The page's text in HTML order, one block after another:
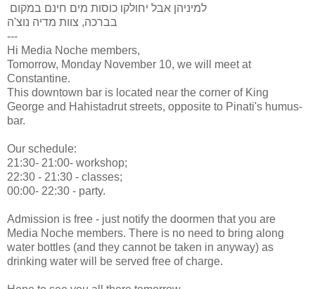
למיניהן אבל יחולקו כוסות מים חינם במקום
בברכה, צוות מדיה נוצ'ה
---
Hi Media Noche members,
Tomorrow, Monday November 10, we will meet at
Constantine.
This downtown bar is located near the corner of King
George and Hahistadrut streets, opposite to Pinati's humus-
bar.
Our schedule:
21:30- 21:00- workshop;
22:30 - 21:30 - classes;
00:00- 22:30 - party.
Admission is free - just notify the doormen that you are
Media Noche members. There is no need to bring along
water bottles (and they cannot be taken in anyway) as
drinking water will be served free of charge.